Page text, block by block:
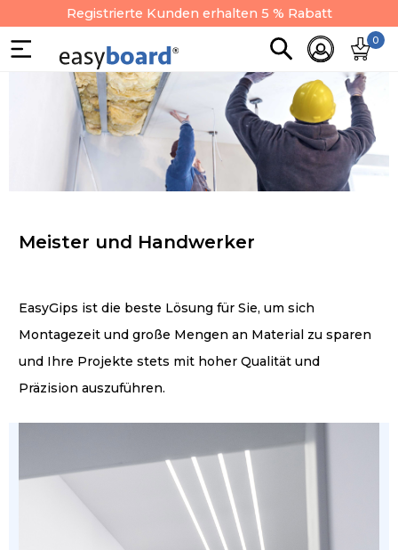
Registrierte Kunden erhalten 5 % Rabatt
0
Meister und Handwerker
EasyGips ist die beste Lösung für Sie, um sich
Montagezeit und große Mengen an Material zu sparen
und Ihre Projekte stets mit hoher Qualität und
Präzision auszuführen.